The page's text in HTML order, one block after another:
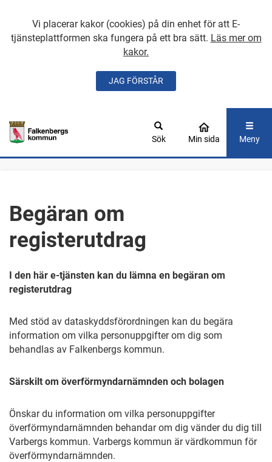
Vi placerar kakor (cookies) på din enhet för att E-
tjänsteplattformen ska fungera på ett bra sätt. Läs mer om
kakor.
JAG FÖRSTÅR
GÅ DIREKT TILL
Sök Min sida Meny
Begäran om
registerutdrag
I den här e-tjänsten kan du lämna en begäran om
registerutdrag
Med stöd av dataskyddsförordningen kan du begära
information om vilka personuppgifter om dig som
behandlas av Falkenbergs kommun.
Särskilt om överförmyndarnämnden och bolagen
Önskar du information om vilka personuppgifter
överförmyndarnämnden behandar om dig vänder du dig till
Varbergs kommun. Varbergs kommun är värdkommun för
överförmyndarnämnden.